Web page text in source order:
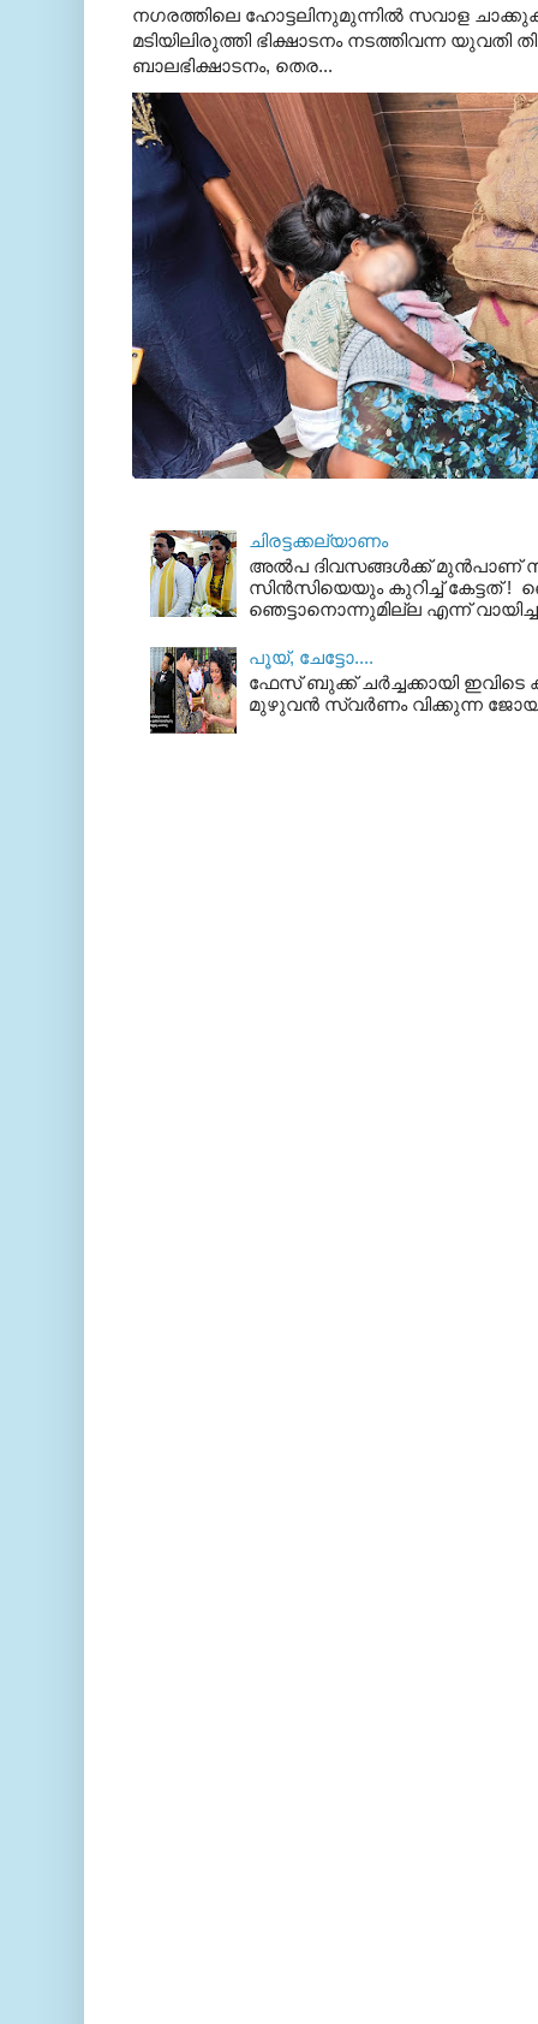
നഗരത്തിലെ ഹോട്ടലിനുമുന്നിൽ സവാള
മടിയിലിരുത്തി ഭിക്ഷാടനം നടത്തിവന്ന
ബാലഭിക്ഷാടനം, തെര...
ചിരട്ടക്കല്യാണം
അല്‍പ ദിവസങ്ങള്‍ക്ക് മുന്‍പാണ്
സിന്‍സിയെയും കുറിച്ച് കേട്ടത് !
ഞെട്ടാനൊന്നുമില്ല എന്ന്
പൂയ്‌, ചേട്ടോ....
ഫേസ് ബുക്ക്‌ ചര്‍ച്ചക്കായി
മുഴുവന്‍ സ്വര്‍ണം വിക്കുന്ന